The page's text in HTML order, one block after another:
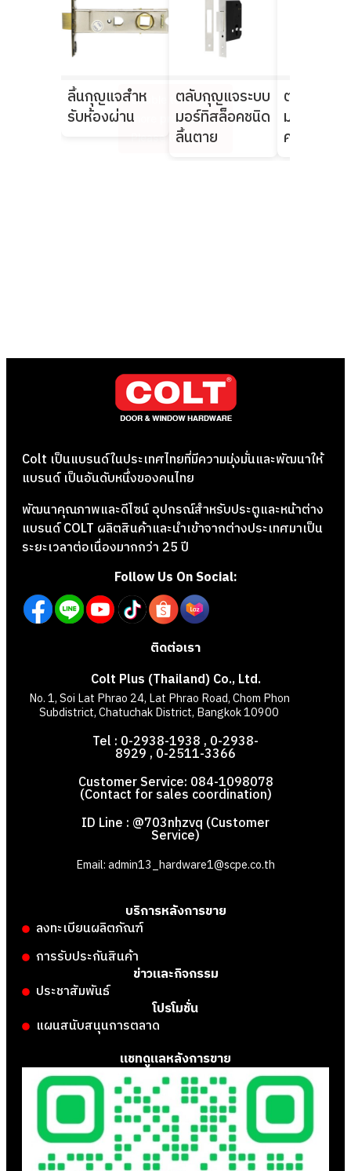
ลิ้นกุญแจสําห
รับห้องผ่าน
ตลับกุญแจระบบ
มอร์ทิสล็อคชนิด
ลิ้นตาย
ตลับกุญแจ
มอร์ทิสล็อ
คอม้า
Colt เป็นแบรนด์ในประเทศไทยที่มีความมุ่งมั่นและพัฒนาให้
แบรนด์ เป็นอันดับหนึ่งของคนไทย
พัฒนาคุณภาพและดีไซน์ อุปกรณ์สำหรับประตูและหน้าต่าง
แบรนด์ COLT ผลิตสินค้าและนำเข้าจากต่างประเทศมาเป็น
ระยะเวลาต่อเนื่องมากกว่า 25 ปี
Follow Us On Social:
ติดต่อเรา
Colt Plus (Thailand) Co., Ltd.
No. 1, Soi Lat Phrao 24, Lat Phrao Road, Chom Phon
Subdistrict, Chatuchak District, Bangkok 10900
Tel : 0-2938-1938 , 0-2938-
8929 , 0-2511-3366
Customer Service: 084-1098078
(Contact for sales coordination)
ID Line : @703nhzvq (Customer
Service)
Email: admin13_hardware1@scpe.co.th
บริการหลังการขาย
ลงทะเบียนผลิตภัณฑ์
การรับประกันสินค้า
ข่าวและกิจกรรม
ประชาสัมพันธ์
โปรโมชั่น
แผนสนับสนุนการตลาด
แชทดูแลหลังการขาย